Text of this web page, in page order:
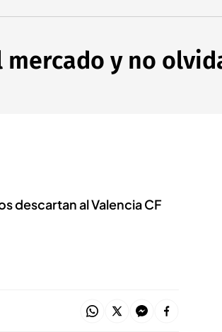
y no
descartan al Valencia CF